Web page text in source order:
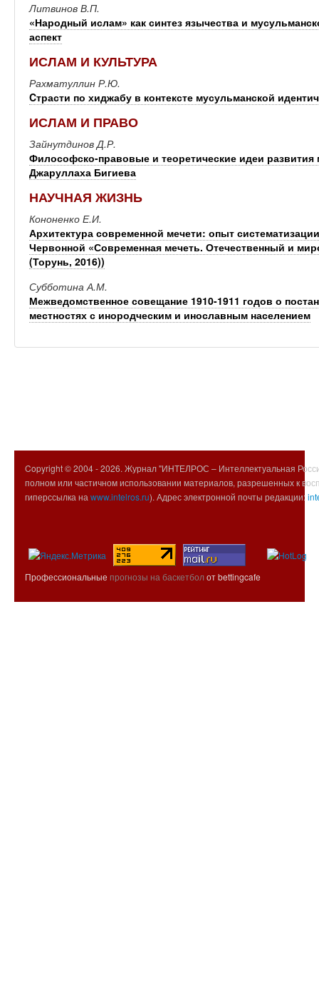
Литвинов В.П.
«Народный ислам» как синтез язычества и
аспект
ИСЛАМ И КУЛЬТУРА
Рахматуллин Р.Ю.
Cтрасти по хиджабу в контексте мусульманской
ИСЛАМ И ПРАВО
Зайнутдинов Д.Р.
Философско-правовые и теоретические идеи
Джаруллаха Бигиева
НАУЧНАЯ ЖИЗНЬ
Кононенко Е.И.
Архитектура современной мечети: опыт
Червонной «Современная мечеть. Отечественный и
(Торунь, 2016))
Субботина А.М.
Межведомственное совещание 1910-1911 годов о
местностях с инородческим и инославным населением
Copyright © 2004 -2026. Журнал "ИНТЕЛРОС – Интеллектуальная
полном или частичном использовании материалов, разрешенных к
гиперссылка на www.intelros.ru). Адрес электронной почты редакции:
Профессиональные прогнозы на баскетбол от bettingcafe